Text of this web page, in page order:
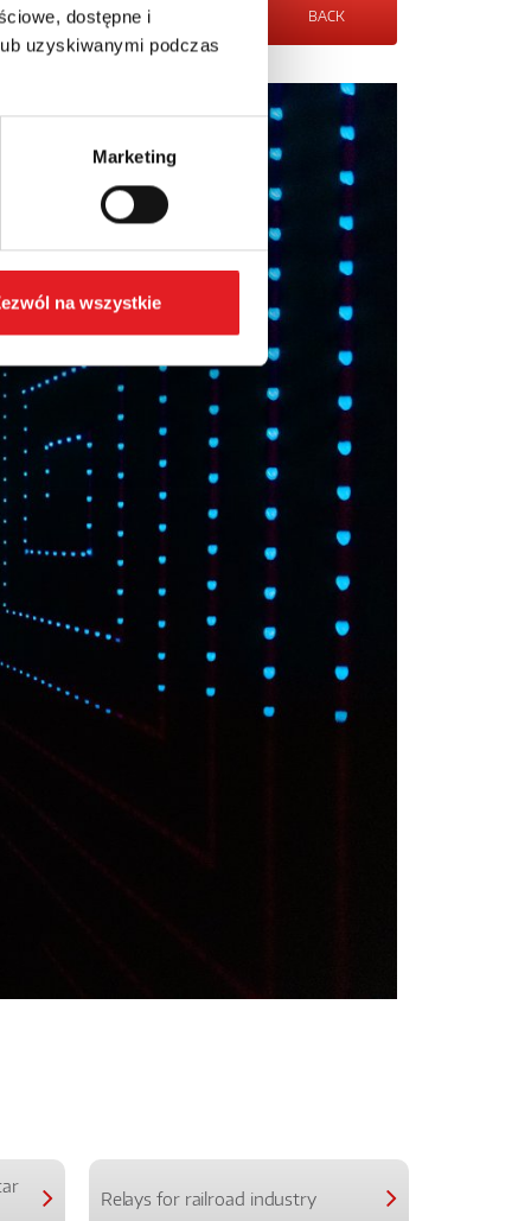
dostępne i
uzyskiwanymi podczas
Marketing
na wszystkie
BACK
Relays for railroad industry